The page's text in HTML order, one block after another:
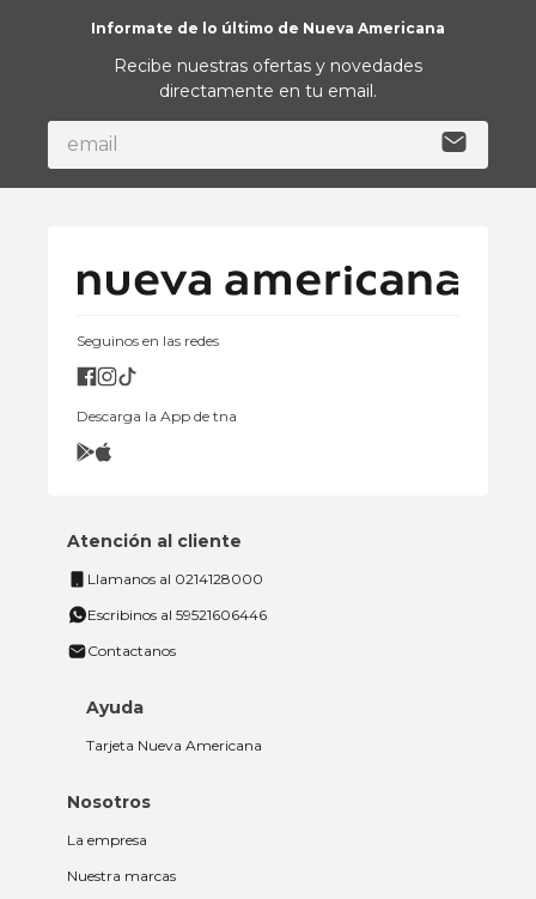
Informate de lo último de Nueva Americana
Recibe nuestras ofertas y novedades
directamente en tu email.
Seguinos en las redes
Descarga la App de tna
Atención al cliente
Llamanos al 0214128000
Escribinos al 59521606446
Contactanos
Ayuda
Tarjeta Nueva Americana
Nosotros
La empresa
Nuestra marcas